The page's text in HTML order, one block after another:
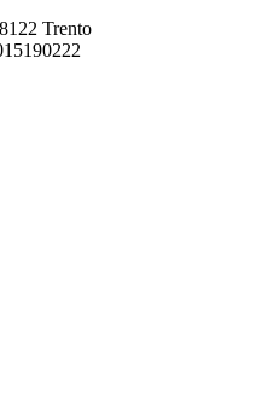
Trento